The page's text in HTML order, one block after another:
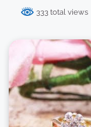
333 total views